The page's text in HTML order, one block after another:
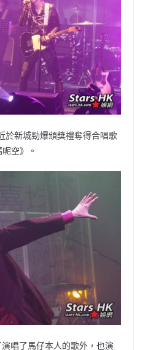
於新城勁爆頒獎禮奪得合唱歌
空》。
唱了馬仔本人的歌外，也演